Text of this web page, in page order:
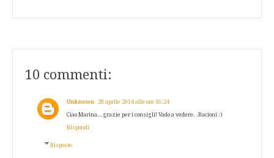
10 commenti:
Unknown 28 aprile 2014 alle ore 16:24
Ciao Marina...grazie per i consigli! Vado a vedere. .Bacioni :)
Rispondi
Risposte